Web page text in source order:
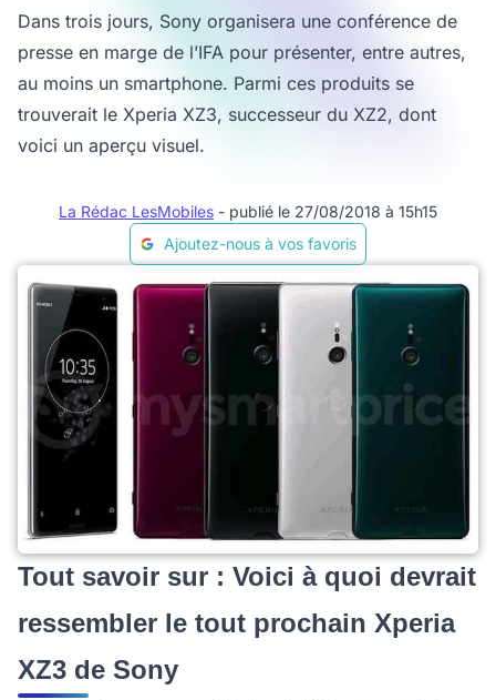
Dans trois jours, Sony organisera une conférence de
presse en marge de l’IFA pour présenter, entre autres,
au moins un smartphone. Parmi ces produits se
trouverait le Xperia XZ3, successeur du XZ2, dont
voici un aperçu visuel.
La Rédac LesMobiles - publié le 27/08/2018 à 15h15
Ajoutez-nous à vos favoris
Tout savoir sur : Voici à quoi devrait
ressembler le tout prochain Xperia
XZ3 de Sony